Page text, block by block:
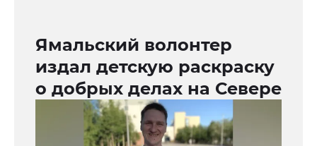
Ямальский волонтер
издал детскую раскраску
о добрых делах на Севере